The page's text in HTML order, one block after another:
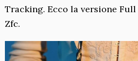
Tracking. Ecco la versione
Zfc.